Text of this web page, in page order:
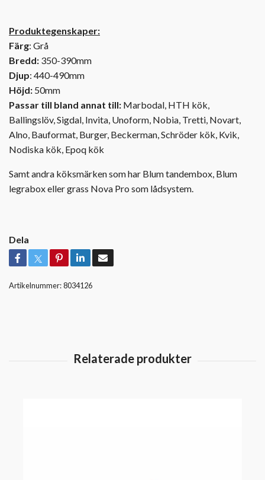
Produktegenskaper:
Färg: Grå
Bredd: 350-390mm
Djup: 440-490mm
Höjd: 50mm
Passar till bland annat till: Marbodal, HTH kök,
Ballingslöv, Sigdal, Invita, Unoform, Nobia, Tretti, Novart,
Alno, Bauformat, Burger, Beckerman, Schröder kök, Kvik,
Nodiska kök, Epoq kök
Samt andra köksmärken som har Blum tandembox, Blum
legrabox eller grass Nova Pro som lådsystem.
Dela
Artikelnummer:8034126